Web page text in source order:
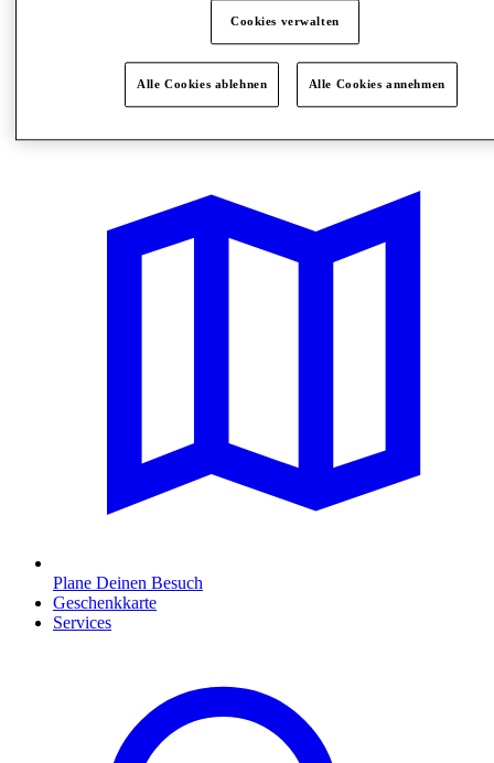
Plane Deinen Besuch
Geschenkkarte
Services
Cookies verwalten
Alle Cookies ablehnen Alle Cookies annehmen